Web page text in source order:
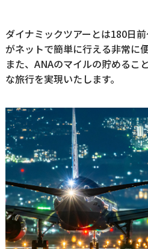
ダイナミックツアーとは180日
がネットで簡単に行える非常に
また、ANAのマイルの貯めるこ
な旅行を実現いたします。